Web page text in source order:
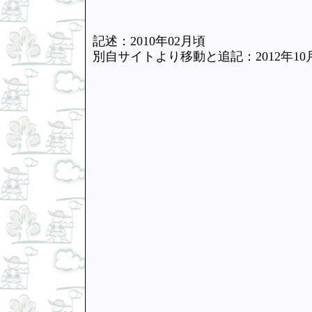
記述：2010年02月頃
別自サイトより移動と追記：2012年10